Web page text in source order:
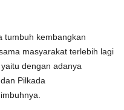
tumbuh kembangkan
masyarakat terlebih lagi
dengan adanya
Pilkada